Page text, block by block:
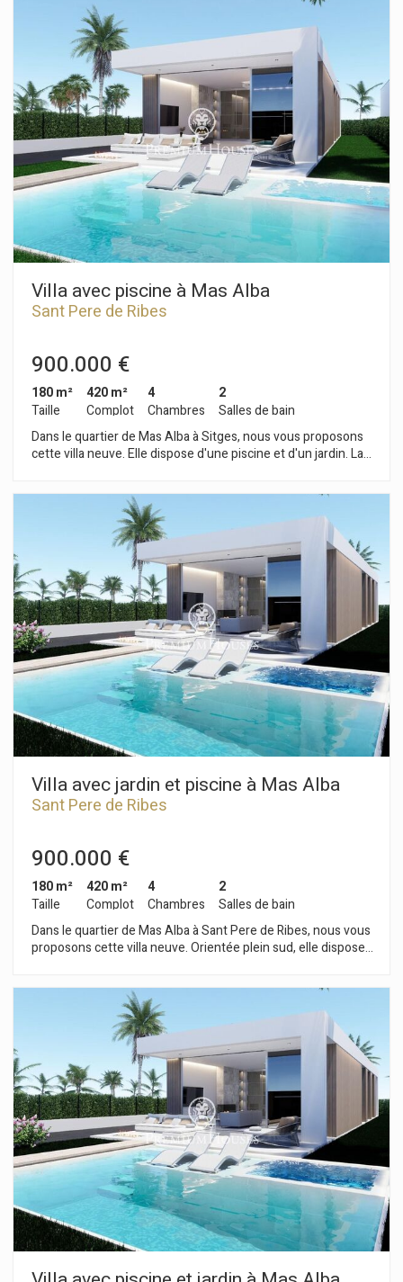
Au rez-de-chaussée, vous trouverez un salon-salle à manger
avec accès à la terrasse et au jardin. À côté, vous trouverez
une cuisine-salle à manger, également avec accès à la
terrasse et au jardin. Et pour finir, vous trouverez trois
chambres doubles, dont une avec salle de bains privative, et
une salle de bains complète. Au premier étage, nous avons
une grande mansarde qui comprend un petit salon avec
cheminée, deux chambres doubles et une salle de bains
complète. Depuis lcet espace, nous accédons à une terrasse
avec vue dégagée. La propriété est située en plein centre de
Sant Pere de Ribes, à proximité de tous les services
essentiels et offre un accès facile et rapide à l'autoroute C-32
en direction de Barcelone et de son aéroport.
Villa avec piscine à Mas Alba
Sant Pere de Ribes
900.000 €
180 m²
Taille
420 m²
Complot
4
Chambres
2
Salles de bain
Dans le quartier de Mas Alba à Sitges, nous vous proposons
cette villa neuve. Elle dispose d'une piscine et d'un jardin. La
qu'un accès à la terrasse, donnant à la piscine et à l'espace
détente. À côté, se trouvent une cuisine ouverte et une salle
de bain complète. L'espace nuit comprend quatre chambres
doubles, dont une avec salle de bain attenante. Toutes les
chambres ont accès à une terrasse. La maison dispose d'une
place de parking dans la cour d'entrée. La livraison est prévue
pour 2026. Le quartier de Mas Alba se distingue par sa
proximité avec le parc naturel du Garraf et sa tranquillité, sans
pour autant compromettre l'excellente desserte de Sitges et
de l'autoroute C-32 en direction de Barcelone et de l'aéroport
d'El Prat.
Villa avec jardin et piscine à Mas Alba
Sant Pere de Ribes
900.000 €
180 m²
Taille
420 m²
Complot
4
Chambres
2
Salles de bain
Dans le quartier de Mas Alba à Sant Pere de Ribes, nous vous
proposons cette villa neuve. Orientée plein sud, elle dispose
jardin et la piscine. Vient ensuite une cuisine ouverte et une
salle de bain complète. L'espace nuit comprend quatre
chambres doubles, dont une en suite. Toutes les chambres
donnent accès à une terrasse. La propriété dispose d'un
parking sous le porche d'entrée. La livraison est prévue pour
2026. Le quartier de Mas Alba se distingue par sa proximité
avec le parc naturel du Garraf et sa tranquillité, sans pour
autant compromettre l'excellente desserte de Sitges et de
l'autoroute C-32 reliant Barcelone et l'aéroport d'El Prat.